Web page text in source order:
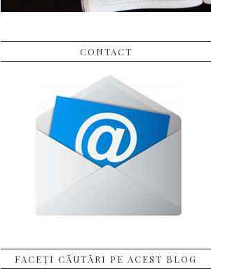
CONTACT
FACEȚI CĂUTĂRI PE ACEST BLOG